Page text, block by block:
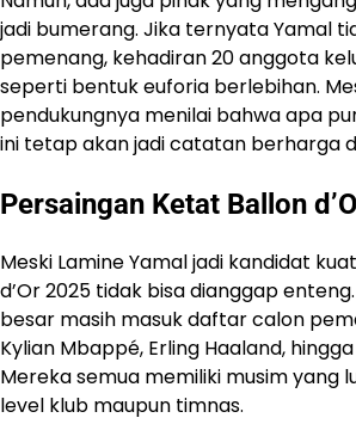
jadi bumerang. Jika ternyata Yamal
pemenang, kehadiran 20 anggota
seperti bentuk euforia berlebihan.
pendukungnya menilai bahwa apa
ini tetap akan jadi catatan berharga
Persaingan Ketat Ballon
Meski Lamine Yamal jadi kandidat
d’Or 2025 tidak bisa dianggap
besar masih masuk daftar calon
Kylian Mbappé, Erling Haaland,
Mereka semua memiliki musim yang
level klub maupun timnas.